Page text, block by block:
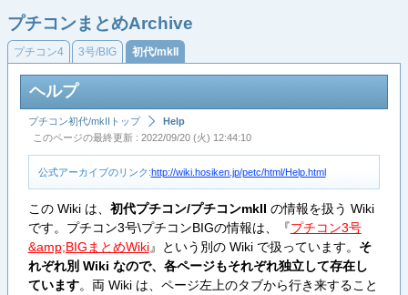
プチコンまとめArchive
プチコン4 3号/BIG 初代/mkII
ヘルプ
プチコン初代/mkIIトップ
Help
このページの最終更新 : 2022/09/20 (火) 12:44:10
公式アーカイブのリンク:http://wiki.hosiken.jp/petc/html/Help.html
この Wiki は、 初代プチコン/プチコンmkII の情報を扱う Wiki
です。プチコン3号\プチコンBIGの情報は、『プチコン3号
&amp;BIGまとめWiki』という別の Wiki で扱っています。 そ
れぞれ別 Wiki なので、各ページもそれぞれ独立して存在し
ています。両 Wiki は、ページ左上のタブから行き来すること